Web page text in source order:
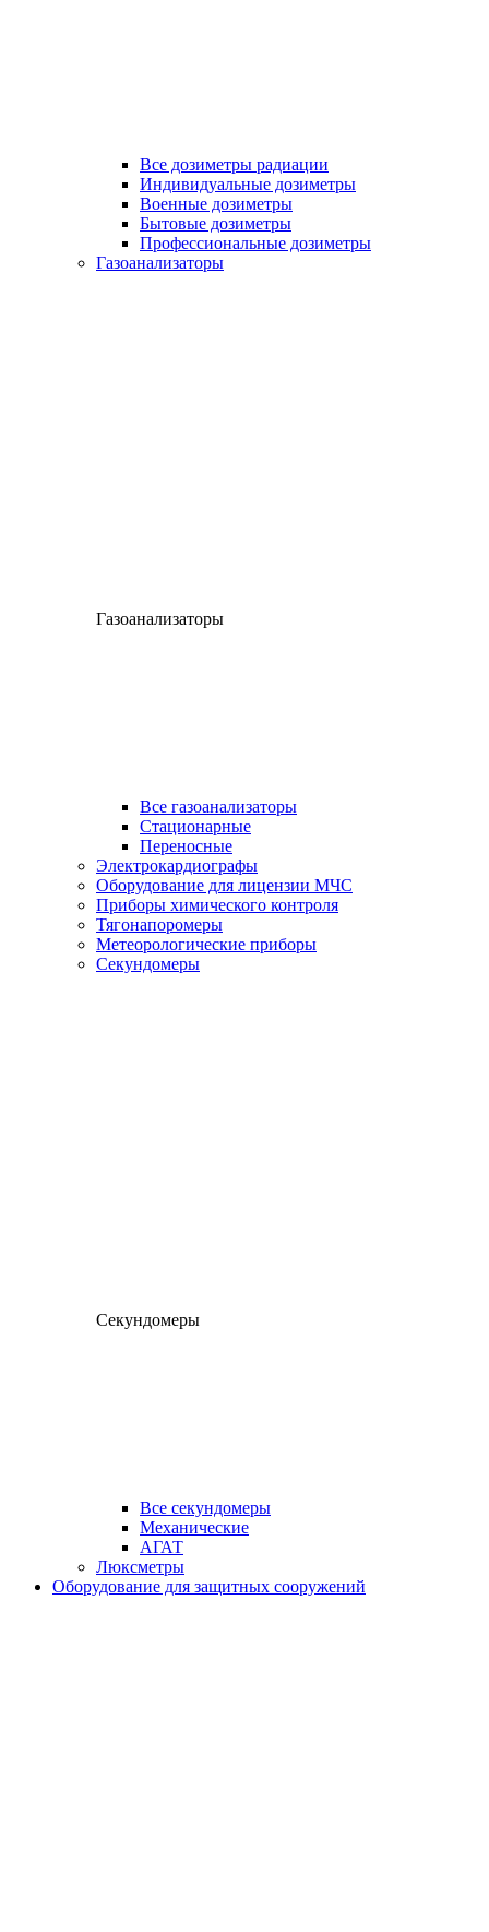
Все дозиметры радиации
Индивидуальные дозиметры
Военные дозиметры
Бытовые дозиметры
Профессиональные дозиметры
Газоанализаторы
Газоанализаторы
Все газоанализаторы
Cтационарные
Переносные
Электрокардиографы
Оборудование для лицензии МЧС
Приборы химического контроля
Тягонапоромеры
Метеорологические приборы
Секундомеры
Секундомеры
Все секундомеры
Механические
АГАТ
Люксметры
Оборудование для защитных сооружений